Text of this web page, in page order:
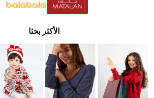
الأكثر بحثا